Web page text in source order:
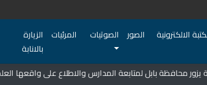
الالكترونية الصور الصوتيات المرئيات الزيارة
بالانابة
محافظة بابل لمتابعة المدارس والاطلاع على واقعها العلمي